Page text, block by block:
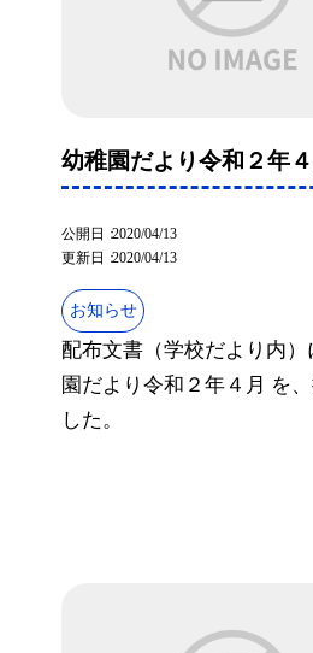
幼稚園だより令和２年４
公開日 2020/04/13
更新日 2020/04/13
お知らせ
配布文書（学校だより内）
園だより令和２年４月 を
した。